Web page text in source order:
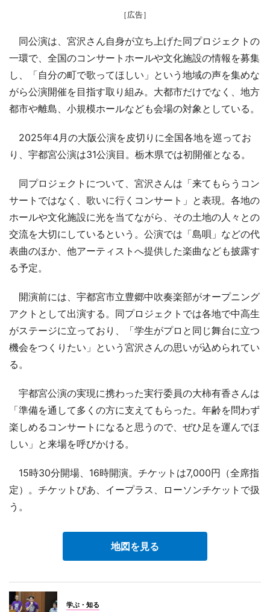
［広告］
同公演は、宮沢さん自身が立ち上げた同プロジェクトの
一環で、全国のコンサートホールや文化施設の情報を募集
し、「自分の町で歌ってほしい」という地域の声を集めな
がら公演開催を目指す取り組み。大都市だけでなく、地方
都市や離島、小規模ホールなども会場の対象としている。
2025年4月の大阪公演を皮切りに全国各地を巡ってお
り、宇都宮公演は31公演目。栃木県では初開催となる。
同プロジェクトについて、宮沢さんは「来てもらうコン
サートではなく、歌いに行くコンサート」と表現。各地の
ホールや文化施設に光を当てながら、その土地の人々との
交流を大切にしているという。公演では「島唄」などの代
表曲のほか、他アーティストへ提供した楽曲なども披露す
る予定。
開演前には、宇都宮市立豊郷中吹奏楽部がオープニング
アクトとして出演する。同プロジェクトでは各地で中高生
がステージに立っており、「学生がプロと同じ舞台に立つ
機会をつくりたい」という宮沢さんの思いが込められてい
る。
宇都宮公演の実現に携わった実行委員の大柿有香さんは
「準備を通して多くの方に支えてもらった。年齢を問わず
楽しめるコンサートになると思うので、ぜひ足を運んでほ
しい」と来場を呼びかける。
15時30分開場、16時開演。チケットは7,000円（全席指
定）。チケットぴあ、イープラス、ローソンチケットで扱
う。
地図を見る
学ぶ・知る